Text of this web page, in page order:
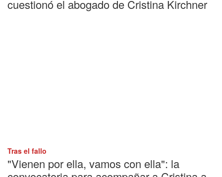
cuestionó el abogado de Cristina Kirchner
Tras el fallo
"Vienen por ella, vamos con ella": la